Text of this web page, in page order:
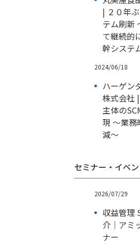
| ２０年
テム刷新
て継続的
幹システ
2024/06/18
ハーゲン
株式会社
主体の
現 ～業務
減～
セミナー・イベ
2026/07/29
収益管理
介｜アミ
ナー